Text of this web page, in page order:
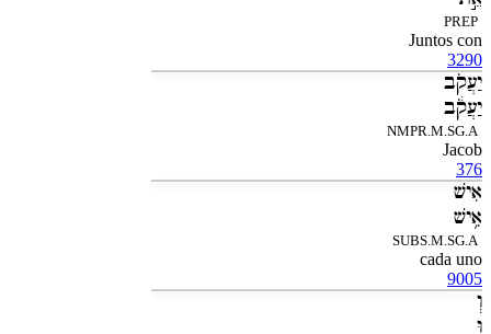
PREP
Juntos con
3290
יַעֲקֹב
יַעֲקֹ֔ב
NMPR.M.SG.A
Jacob
376
אִישׁ
אִ֥ישׁ
SUBS.M.SG.A
cada uno
9005
וְ
וּ